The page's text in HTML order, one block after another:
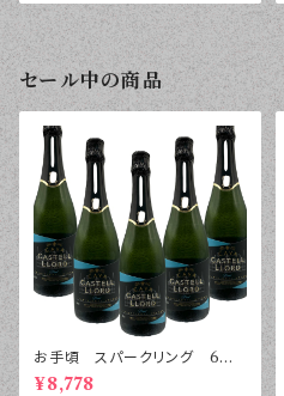
セール中の商品
お手頃 スパークリング 6本
セット
¥8,778